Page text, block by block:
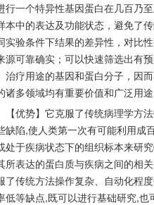
行一个特异性基因蛋白在几百乃
本中的表达及功能状态，避免了
实验条件下结果的差异性，对比
源可靠确实；可以快速筛选出有
治疗用途的基因和蛋白分子，因
诸多领域均有重要价值和广泛用途
【优势】它克服了传统病理学方
缺陷,使人类第一次有可能利用成
处于疾病状态下的组织标本来研
所表达的蛋白质与疾病之间的相
了传统方法操作复杂、自动化程
低等缺点,既可以进行基础研究,也